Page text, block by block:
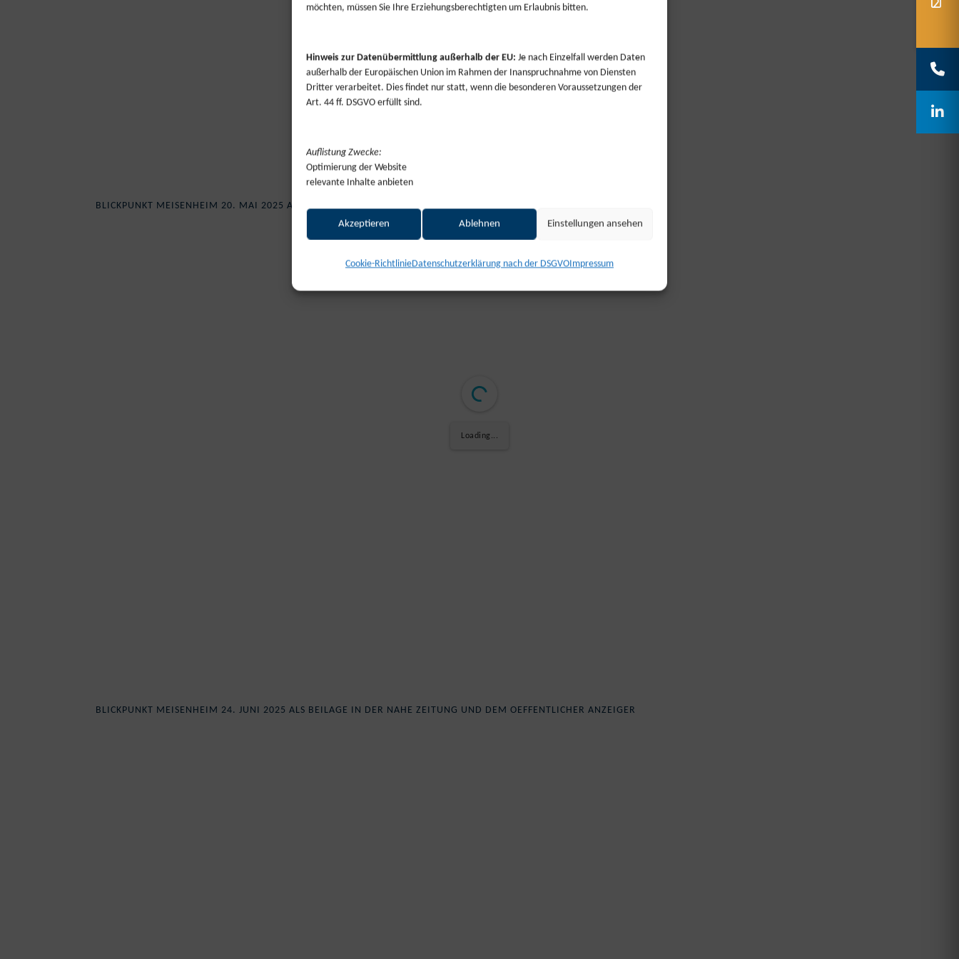
möchten, müssen Sie Ihre Erziehungsberechtigten um Erlaubnis bitten.
Hinweis zur Datenübermittlung außerhalb der EU: Je nach Einzelfall werden Daten
außerhalb der Europäischen Union im Rahmen der Inanspruchnahme von Diensten
Dritter verarbeitet. Dies findet nur statt, wenn die besonderen Voraussetzungen der
Art. 44 ff. DSGVO erfüllt sind.
Auflistung Zwecke:
Optimierung der Website
relevante Inhalte anbieten
Akzeptieren Ablehnen Einstellungen ansehen
Cookie-RichtlinieDatenschutzerklärung nach der DSGVOImpressum
BLICKPUNKT MEISENHEIM 20. MAI 2025 ALS BEILAGE IN DER NAHE ZEITUNG UND DEM OEFFENTLICHER ANZEIGER
Loading PDF ...
BLICKPUNKT MEISENHEIM 24. JUNI 2025 ALS BEILAGE IN DER NAHE ZEITUNG UND DEM OEFFENTLICHER ANZEIGER